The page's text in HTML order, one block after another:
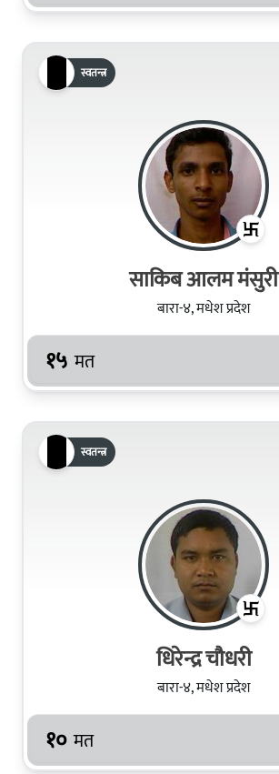
स्वतन्त्र
साकिब आलम मंसुरी
बारा-४, मधेश प्रदेश
१५ मत
स्वतन्त्र
धिरेन्द्र चौधरी
बारा-४, मधेश प्रदेश
१० मत